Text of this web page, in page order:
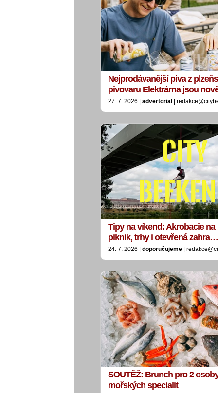
Nejprodávanější piva z
pivovaru Elektrárna jsou
27. 7. 2026 | advertorial |
Tipy na víkend: Akrobacie na
piknik, trhy i otevřená zahra…
24. 7. 2026 | doporučujeme |
SOUTĚŽ: Brunch pro 2
mořských specialit